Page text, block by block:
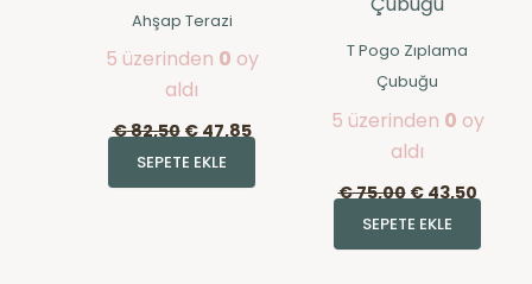
Ahşap Terazi
5 üzerinden 0 oy
aldı
€82,50€47,85
SEPETE EKLE
T Pogo Zıplama
Çubuğu
5 üzerinden 0 oy
aldı
€75,00 €43,50
SEPETE EKLE